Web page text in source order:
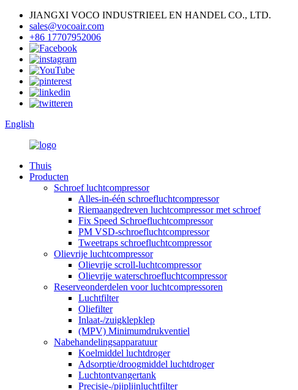
JIANGXI VOCO INDUSTRIEEL EN HANDEL CO., LTD.
sales@vocoair.com
+86 17707952006
English
Thuis
Producten
Schroef luchtcompressor
Alles-in-één schroefluchtcompressor
Riemaangedreven luchtcompressor met schroef
Fix Speed ​​Schroefluchtcompressor
PM VSD-schroefluchtcompressor
Tweetraps schroefluchtcompressor
Olievrije luchtcompressor
Olievrije scroll-luchtcompressor
Olievrije waterschroefluchtcompressor
Reserveonderdelen voor luchtcompressoren
Luchtfilter
Oliefilter
Inlaat-/zuigklepklep
(MPV) Minimumdrukventiel
Nabehandelingsapparatuur
Koelmiddel luchtdroger
Adsorptie/droogmiddel luchtdroger
Luchtontvangertank
Precisie-/pijplijnluchtfilter